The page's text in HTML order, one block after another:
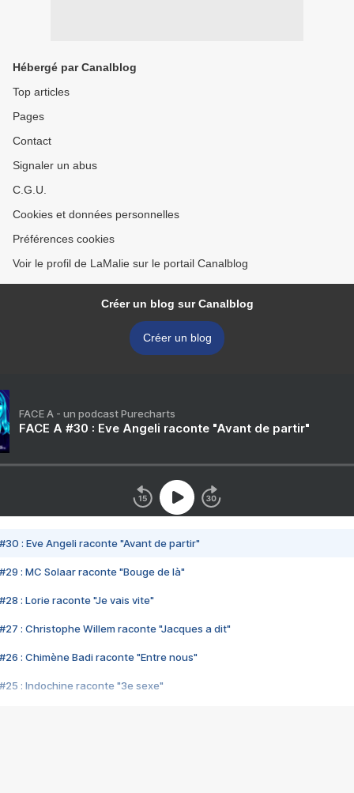
Hébergé par Canalblog
Top articles
Pages
Contact
Signaler un abus
C.G.U.
Cookies et données personnelles
Préférences cookies
Voir le profil de LaMalie sur le portail Canalblog
Créer un blog sur Canalblog
Créer un blog
FACE A - un podcast Purecharts
FACE A #30 : Eve Angeli raconte "Avant de partir"
#30 : Eve Angeli raconte "Avant de partir"
#29 : MC Solaar raconte "Bouge de là"
#28 : Lorie raconte "Je vais vite"
#27 : Christophe Willem raconte "Jacques a dit"
#26 : Chimène Badi raconte "Entre nous"
#25 : Indochine raconte "3e sexe"